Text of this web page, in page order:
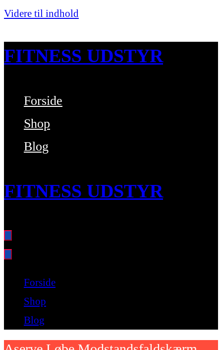
Videre til indhold
FITNESS UDSTYR
Bare endnu et fitness websted
Forside
Shop
Blog
FITNESS UDSTYR
Bare endnu et fitness websted
Forside
Shop
Blog